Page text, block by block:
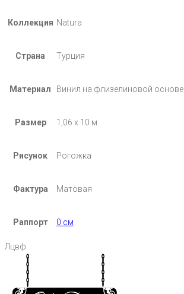
Коллекция Natura
Страна Турция
Материал Винил на флизелиновой основе
Размер 1,06 х 10 м
Рисунок Рогожка
Фактура Матовая
Раппорт 0 см
Лцвф